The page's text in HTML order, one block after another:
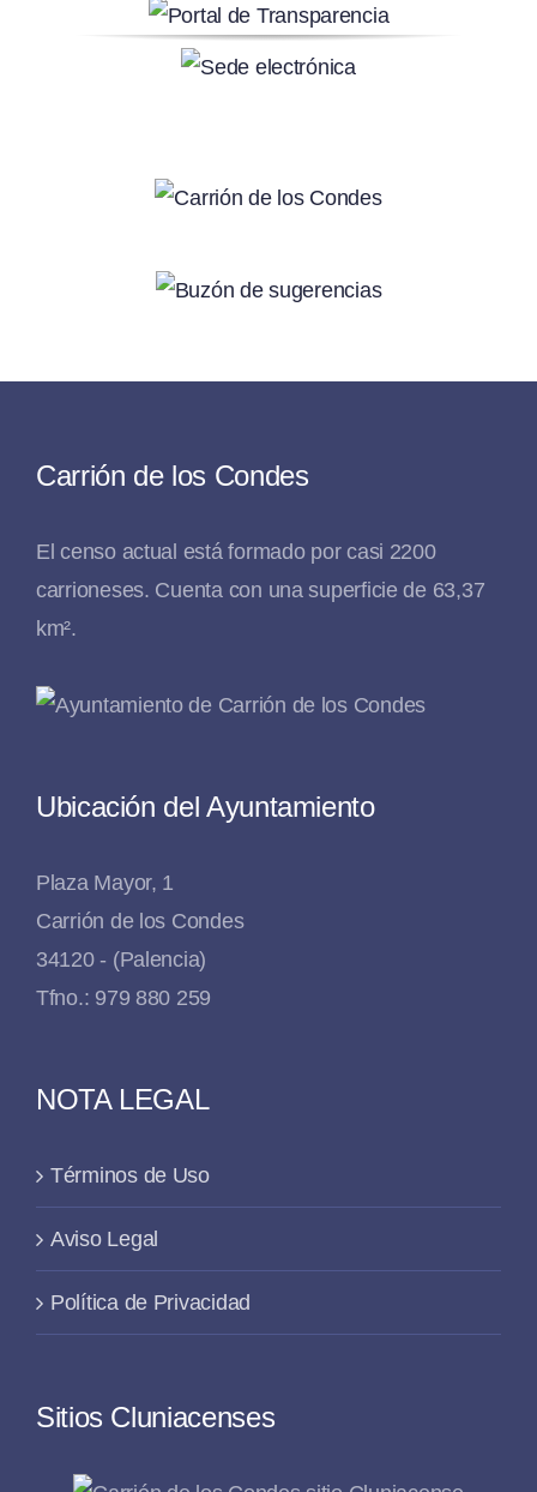
Carrión de los Condes
El censo actual está formado por casi 2200
carrioneses. Cuenta con una superficie de 63,37
km².
Ubicación del Ayuntamiento
Plaza Mayor, 1
Carrión de los Condes
34120 - (Palencia)
Tfno.: 979 880 259
NOTA LEGAL
Términos de Uso
Aviso Legal
Política de Privacidad
Sitios Cluniacenses